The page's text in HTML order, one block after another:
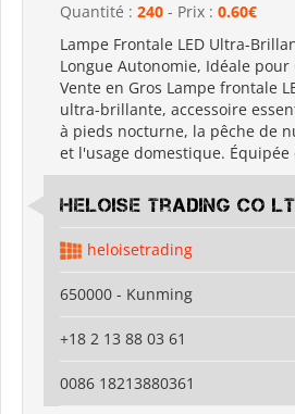
Quantité : 240 - Prix : 0.60€
Lampe Frontale LED Ultra-
Longue Autonomie, Idéale pour
Vente en Gros Lampe frontale
ultra-brillante, accessoire
à pieds nocturne, la pêche de
et l'usage domestique.
Heloise Trading Co
heloisetrading
650000 - Kunming
+18 2 13 88 03 61
0086 18213880361